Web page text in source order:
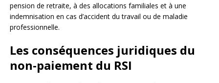
pension de retraite, à des allocations familiales et à une
indemnisation en cas d’accident du travail ou de maladie
professionnelle.
Les conséquences juridiques du
non-paiement du RSI